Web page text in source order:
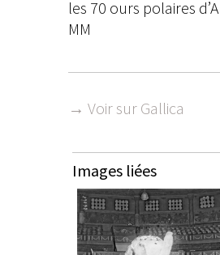
les 70 ours polaires
MM
→ Voir sur Gallica
Images liées